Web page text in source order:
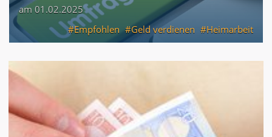
am 01.02.2025
Empfohlen
Geld verdienen Heimarbeit